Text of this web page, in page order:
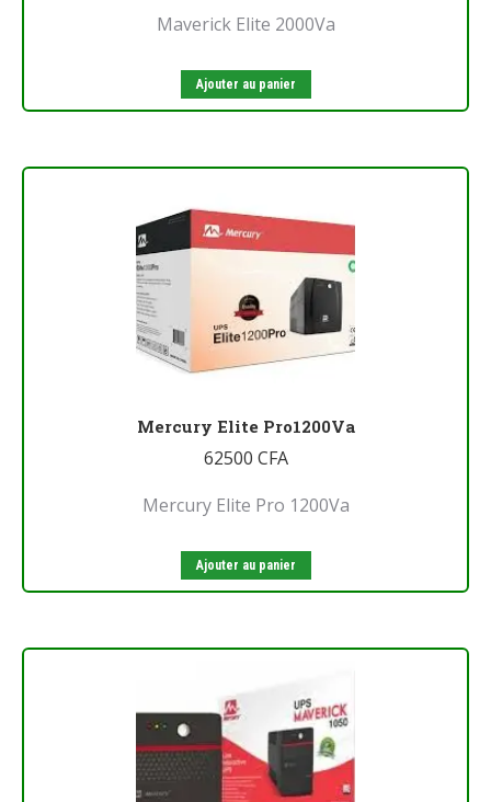
Maverick Elite 2000Va
Ajouter au panier
Mercury Elite Pro1200Va
62500 CFA
Mercury Elite Pro 1200Va
Ajouter au panier